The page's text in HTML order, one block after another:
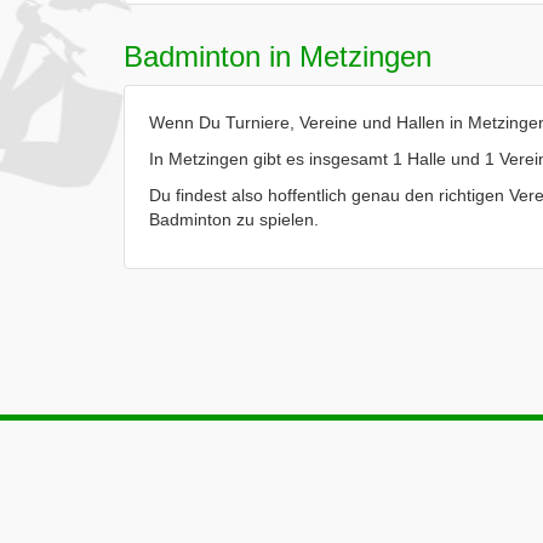
Badminton in Metzingen
Wenn Du Turniere, Vereine und Hallen in
In Metzingen gibt es insgesamt 1 Halle und 1
Du findest also hoffentlich genau den richtigen
Badminton zu spielen.